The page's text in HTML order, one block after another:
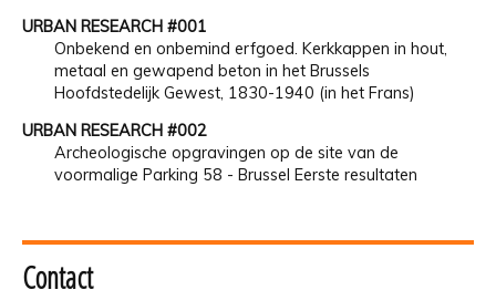
URBAN RESEARCH #001
Onbekend en onbemind erfgoed. Kerkkappen in hout,
metaal en gewapend beton in het Brussels
Hoofdstedelijk Gewest, 1830-1940 (in het Frans)
URBAN RESEARCH #002
Archeologische opgravingen op de site van de
voormalige Parking 58 - Brussel Eerste resultaten
Contact